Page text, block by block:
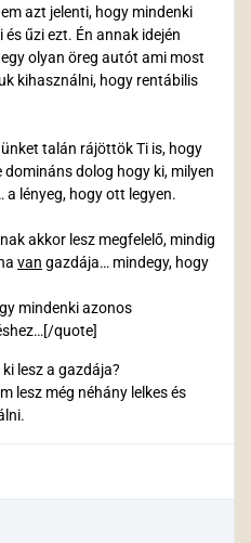
azt jelenti, hogy mindenki
űzi ezt. Én annak idején
olyan öreg autót ami most
kihasználni, hogy rentábilis
talán rájöttök Ti is, hogy
dolog hogy ki, milyen
lényeg, hogy ott legyen.
akkor lesz megfelelő, mindig
van gazdája… mindegy, hogy
mindenki azonos
quote]
lesz a gazdája?
lesz még néhány lelkes és